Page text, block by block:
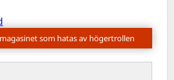
som hatas av högertrollen